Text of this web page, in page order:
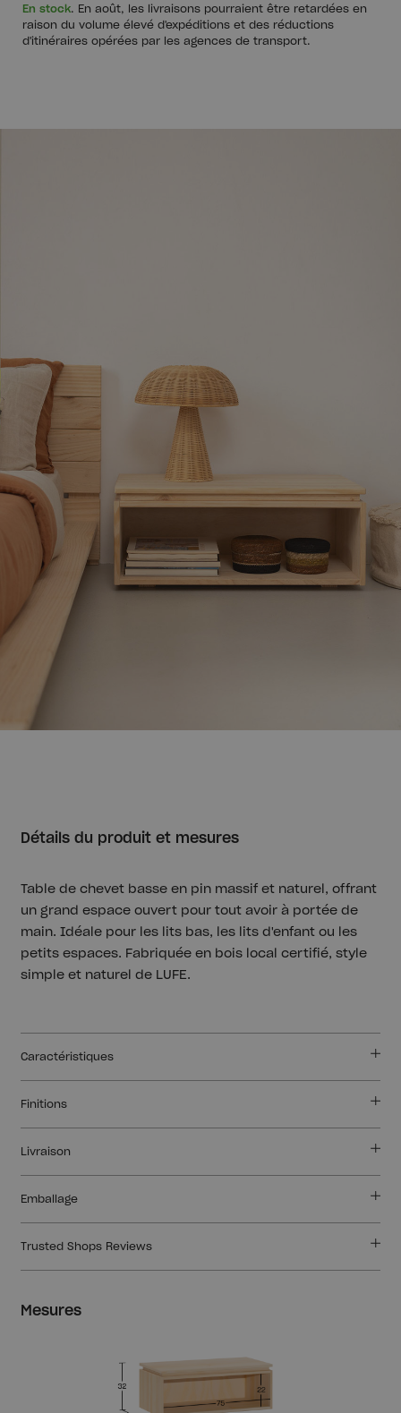
En stock. En août, les livraisons pourraient être retardées en
raison du volume élevé d'expéditions et des réductions
d'itinéraires opérées par les agences de transport.
Mesures
Détails du produit et mesures
Table de chevet basse en pin massif et naturel, offrant
un grand espace ouvert pour tout avoir à portée de
main. Idéale pour les lits bas, les lits d'enfant ou les
petits espaces. Fabriquée en bois local certifié, style
simple et naturel de LUFE.
Caractéristiques
Finitions
Livraison
Emballage
Trusted Shops Reviews